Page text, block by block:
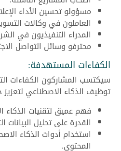
مسؤولو تحسين الأداء
العاملون في وكالات
المدراء التنفيذيون في
محترفو وسائل التواصل
الكفاءات المستهدفة:
سيكتسب المشاركون الكفاءات
توظيف الذكاء الاصطناعي
فهم عميق لتقنيات الذكاء
القدرة على تحليل البيانات
استخدام أدوات الذكاء
المحتوى.